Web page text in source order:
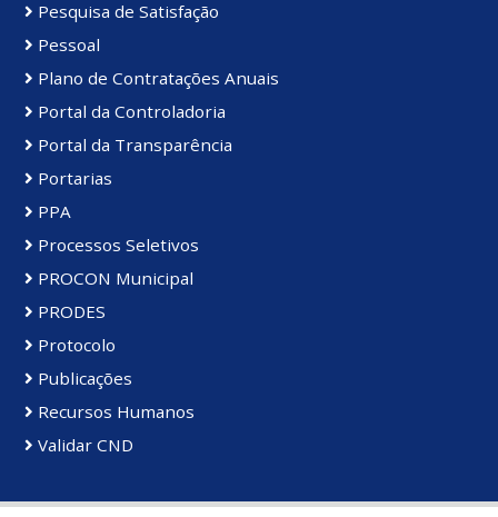
Pesquisa de Satisfação
Pessoal
Plano de Contratações Anuais
Portal da Controladoria
Portal da Transparência
Portarias
PPA
Processos Seletivos
PROCON Municipal
PRODES
Protocolo
Publicações
Recursos Humanos
Validar CND